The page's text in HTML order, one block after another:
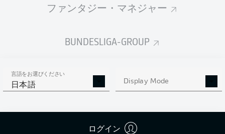
ファンタジー・マネジャー
BUNDESLIGA-GROUP
言語をお選びください
日本語 Display Mode
ログイン
統計 シーズン 2022/2023
OWN-GOALS
PASSES
COMPLETED